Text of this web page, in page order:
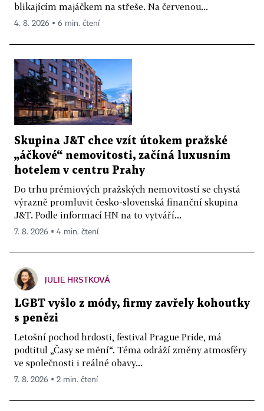
blikajícím majáčkem na střeše. Na červenou...
4. 8. 2026 ▪ 6 min. čtení
Skupina J&T chce vzít útokem pražské
„áčkové“ nemovitosti, začíná luxusním
hotelem v centru Prahy
Do trhu prémiových pražských nemovitostí se chystá
výrazně promluvit česko-slovenská finanční skupina
J&T. Podle informací HN na to vytváří...
7. 8. 2026 ▪ 4 min. čtení
JULIE HRSTKOVÁ
LGBT vyšlo z módy, firmy zavřely kohoutky
s penězi
Letošní pochod hrdosti, festival Prague Pride, má
podtitul „Časy se mění“. Téma odráží změny atmosféry
ve společnosti i reálné obavy...
7. 8. 2026 ▪ 2 min. čtení